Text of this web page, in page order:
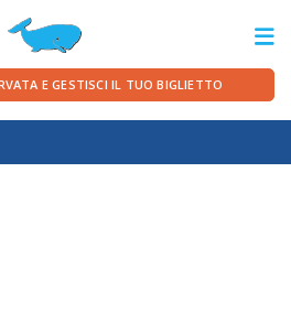
DEU ENG
E GESTISCI IL TUO BIGLIETTO